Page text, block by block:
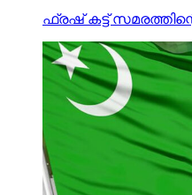
ഫ്രഷ് കട്ട്